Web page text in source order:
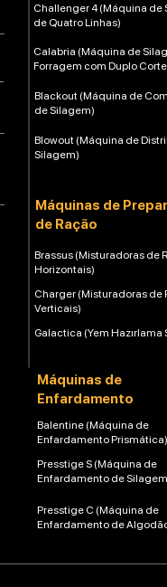
Calabria (Máquina de
Forragem com Duplo
Blackout (Máquina de
de Silagem)
Blowout (Máquina de
Silagem)
Máquinas de
de Ração
Challenger 4 (Máquina de
de Quatro Linhas)
Brassus (Misturadoras de
Horizontais)
Charger (Misturadoras de
Verticais)
Galactica (Yem Hazırlama
Máquinas de
Enfardamento
Balentine (Máquina de
Enfardamento Prismática)
Presstige S (Máquina de
Enfardamento de
Presstige C (Máquina de
Enfardamento de